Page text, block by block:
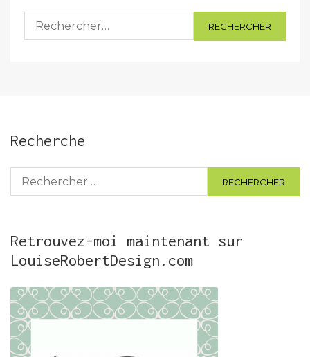
Rechercher :
Recherche
Rechercher :
Retrouvez-moi maintenant sur
LouiseRobertDesign.com